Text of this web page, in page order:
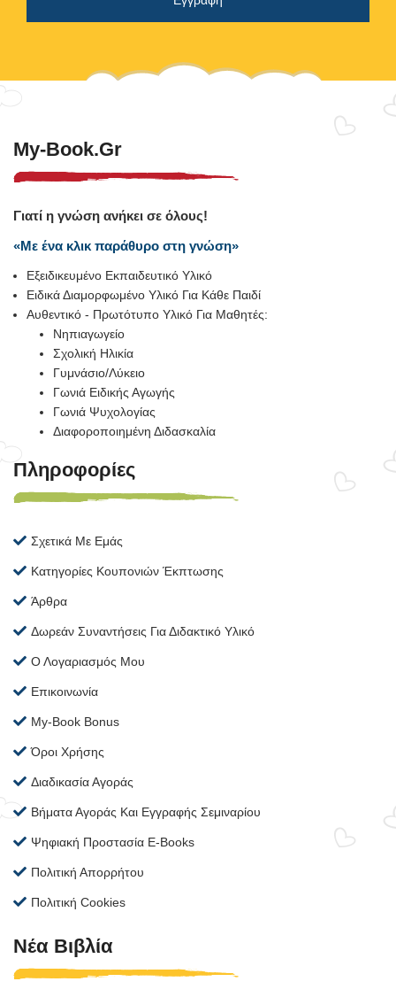
My-Book.gr
Γιατί η γνώση ανήκει σε όλους!
«Με ένα κλικ παράθυρο στη γνώση»
Εξειδικευμένο Εκπαιδευτικό Υλικό
Ειδικά Διαμορφωμένο Υλικό Για Κάθε Παιδί
Αυθεντικό - Πρωτότυπο Υλικό Για Μαθητές:
Νηπιαγωγείο
Σχολική Ηλικία
Γυμνάσιο/Λύκειο
Γωνιά Ειδικής Αγωγής
Γωνιά Ψυχολογίας
Διαφοροποιημένη Διδασκαλία
Πληροφορίες
Σχετικά Με Εμάς
Κατηγορίες Κουπονιών Έκπτωσης
Άρθρα
Δωρεάν Συναντήσεις Για Διδακτικό Υλικό
Ο Λογαριασμός Μου
Επικοινωνία
My-Book Bonus
Όροι Χρήσης
Διαδικασία Αγοράς
Βήματα Αγοράς Και Εγγραφής Σεμιναρίου
Ψηφιακή Προστασία E-Books
Πολιτική Απορρήτου
Πολιτική Cookies
Νέα Βιβλία